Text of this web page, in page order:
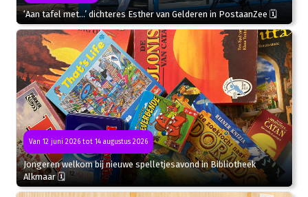
‘Aan tafel met…’ dichteres Esther van Gelderen in PostaanZee 🗓
Van 12 juni 2026 tot 14 augustus 2026
Jongeren welkom bij nieuwe spelletjesavond in Bibliotheek
Alkmaar 🗓